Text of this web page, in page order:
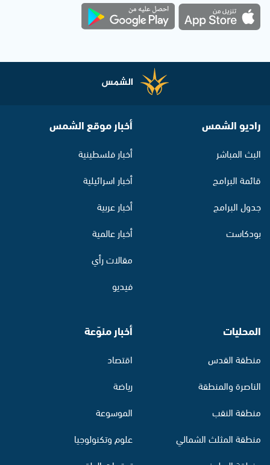
راديو الشمس
البث المباشر
قائمة البرامج
جدول البرامج
بودكاست
أخبار موقع الشمس
أخبار فلسطينية
أخبار اسرائيلية
أخبار عربية
أخبار عالمية
مقالات رأي
فيديو
المحليات
منطقة القدس
الناصرة والمنطقة
منطقة النقب
منطقة المثلث الشمالي
أخبار منوّعة
اقتصاد
رياضة
الموسوعة
علوم وتكنولوجيا